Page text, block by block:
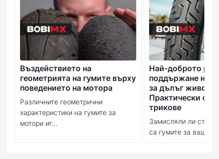
Въздействието на
геометрията на гумите върху
поведението на мотора
Различните геометрични
характеристики на гумите за
мотори иг...
Най-доброто
поддържане на
за дълъг живот:
Практически
трикове
Замисляли ли сте
са гумите за вашия